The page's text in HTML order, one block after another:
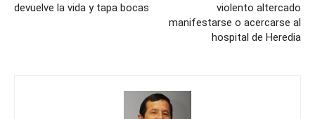
devuelve la vida y tapa bocas
violento altercado
manifestarse o acercarse al
hospital de Heredia